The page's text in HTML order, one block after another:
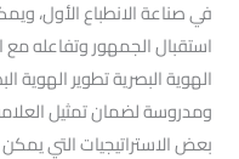
في صناعة الانطباع الأول،
استقبال الجمهور وتفاعله مع
الهوية البصرية تطوير الهوية
ومدروسة لضمان تمثيل
بعض الاستراتيجيات التي يمكن